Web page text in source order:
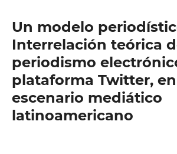
Un modelo
Interrelación teórica
periodismo
plataforma Twitter,
escenario mediático
latinoamericano